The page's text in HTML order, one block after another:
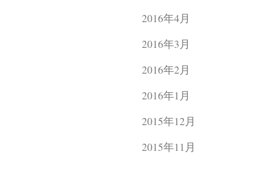
2016年4月
2016年3月
2016年2月
2016年1月
2015年12月
2015年11月